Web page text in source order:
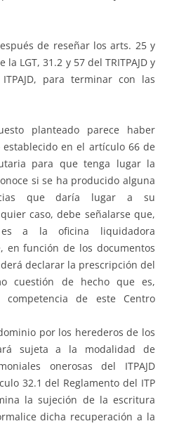
de reseñar los arts. 25 y
la LGT, 31.2 y 57 del TRITPAJD y
para terminar con las
planteado parece haber
en el artículo 66 de
para que tenga lugar la
si se ha producido alguna
que daría lugar a su
caso, debe señalarse que,
a la oficina liquidadora
en función de los documentos
declarar la prescripción del
cuestión de hecho que es,
de este Centro
por los herederos de los
sujeta a la modalidad de
onerosas del ITPAJD
32.1 del Reglamento del ITP
la sujeción de la escritura
dicha recuperación a la